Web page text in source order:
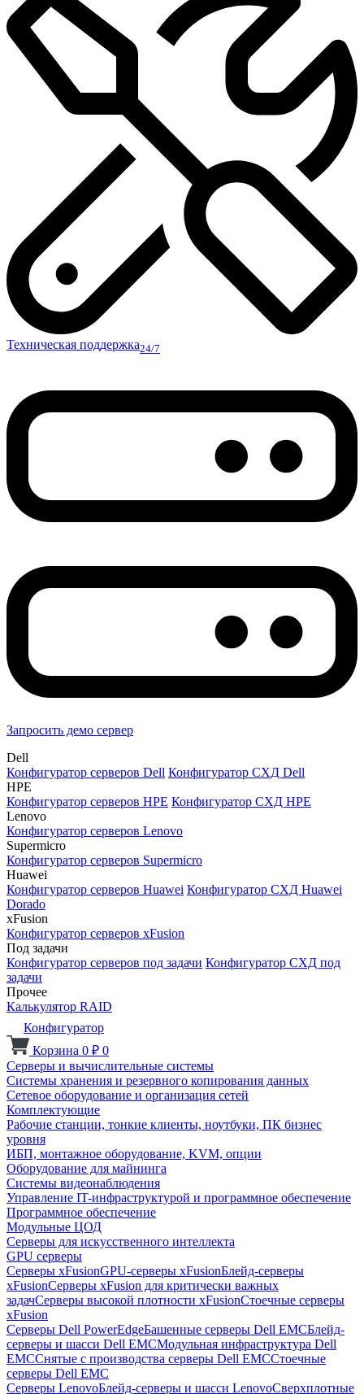
Техническая поддержка24/7
Запросить демо сервер
Dell
Конфигуратор серверов Dell Конфигуратор СХД Dell
HPE
Конфигуратор серверов HPE Конфигуратор СХД HPE
Lenovo
Конфигуратор серверов Lenovo
Supermicro
Конфигуратор серверов Supermicro
Huawei
Конфигуратор серверов Huawei Конфигуратор СХД Huawei
Dorado
xFusion
Конфигуратор серверов xFusion
Под задачи
Конфигуратор серверов под задачи Конфигуратор СХД под
задачи
Прочее
Калькулятор RAID
Конфигуратор
Корзина 0 ₽ 0
Серверы и вычислительные системы
Системы хранения и резервного копирования данных
Сетевое оборудование и организация сетей
Комплектующие
Рабочие станции, тонкие клиенты, ноутбуки, ПК бизнес
уровня
ИБП, монтажное оборудование, KVM, опции
Оборудование для майнинга
Системы видеонаблюдения
Управление IT-инфраструктурой и программное обеспечение
Программное обеспечение
Модульные ЦОД
Серверы для искусственного интеллекта
GPU серверы
Серверы xFusionGPU-серверы xFusionБлейд-серверы
xFusionСерверы xFusion для критически важных
задачСерверы высокой плотности xFusionСтоечные серверы
xFusion
Серверы Dell PowerEdgeБашенные серверы Dell EMCБлейд-
серверы и шасси Dell EMCМодульная инфраструктура Dell
EMCСнятые с производства серверы Dell EMCСтоечные
серверы Dell EMC
Серверы LenovoБлейд-серверы и шасси LenovoСверхплотные